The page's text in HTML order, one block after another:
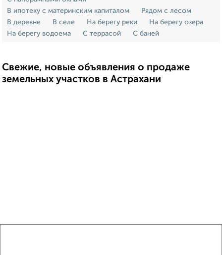
В ипотеку с материнским капиталом
Рядом с лесом
В деревне
В селе На берегу реки
На берегу озера
На берегу водоема
С террасой С баней
Свежие, новые объявления о продаже
земельных участков в Астрахани